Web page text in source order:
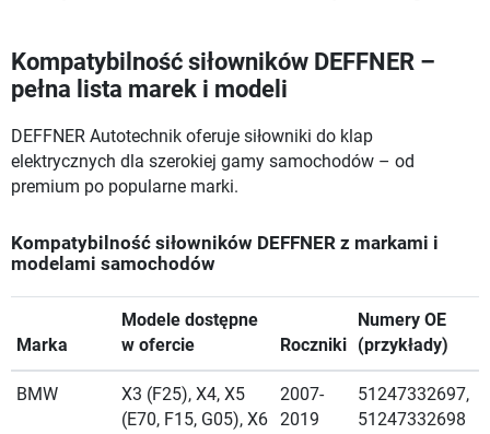
Kompatybilność siłowników DEFFNER –
pełna lista marek i modeli
DEFFNER Autotechnik oferuje siłowniki do klap
elektrycznych dla szerokiej gamy samochodów – od
premium po popularne marki.
Kompatybilność siłowników DEFFNER z markami i
modelami samochodów
Marka
Modele dostępne
w ofercie
Roczniki
Numery OE
(przykłady)
BMW
X3 (F25), X4, X5
(E70, F15, G05), X6
2007-
2019
51247332697,
51247332698